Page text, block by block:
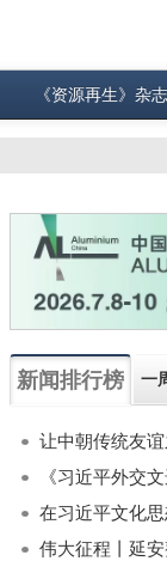
《资源再生》杂志
新闻排行榜 一
《习近平外交